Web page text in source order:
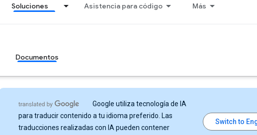
Soluciones Asistencia para código Más
Documentos
Google utiliza tecnología de IA
para traducir contenido a tu idioma preferido. Las
traducciones realizadas con IA pueden contener